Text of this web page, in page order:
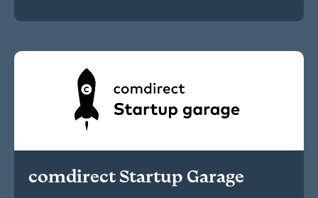
comdirect Startup Garage